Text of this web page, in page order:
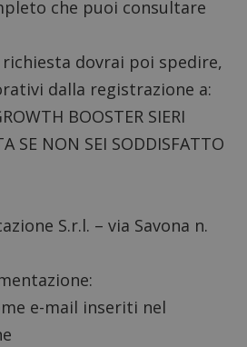
che puoi consultare
dovrai poi spedire,
dalla registrazione a:
BOOSTER SIERI
SE NON SEI SODDISFATTO
S.r.l. – via Savona n.
e-mail inseriti nel